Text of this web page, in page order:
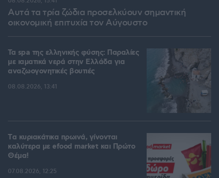
Αυτά τα τρία ζώδια προσελκύουν σημαντική
οικονομική επιτυχία τον Αύγουστο
Τα spa της ελληνικής φύσης: Παραλίες
με ιαματικά νερά στην Ελλάδα για
αναζωογονητικές βουτιές
08.08.2026, 13:41
Tα κυριακάτικα πρωινά, γίνονται
καλύτερα με efood market και Πρώτο
Θέμα!
07.08.2026, 12:25